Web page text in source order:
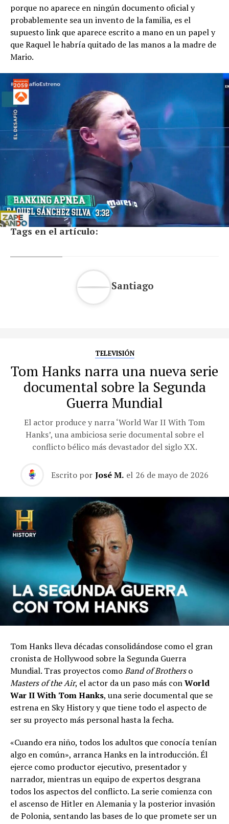
porque no aparece en ningún documento oficial y
probablemente sea un invento de la familia, es el
supuesto link que aparece escrito a mano en un papel y
que Raquel le habría quitado de las manos a la madre de
Mario.
Tags en el artículo:
Santiago
TELEVISIÓN
Tom Hanks narra una nueva serie
documental sobre la Segunda
Guerra Mundial
El actor produce y narra ‘World War II With Tom
Hanks’, una ambiciosa serie documental sobre el
conflicto bélico más devastador del siglo XX.
Escrito por José M. el 26 de mayo de 2026
Tom Hanks lleva décadas consolidándose como el gran
cronista de Hollywood sobre la Segunda Guerra
Mundial. Tras proyectos comoBand of Brotherso
Masters of the Air, el actor da un paso más conWorld
War II With Tom Hanks, una serie documental que se
estrena en Sky History y que tiene todo el aspecto de
ser su proyecto más personal hasta la fecha.
«Cuando era niño, todos los adultos que conocía tenían
algo en común», arranca Hanks en la introducción. Él
ejerce como productor ejecutivo, presentador y
narrador, mientras un equipo de expertos desgrana
todos los aspectos del conflicto. La serie comienza con
el ascenso de Hitler en Alemania y la posterior invasión
de Polonia, sentando las bases de lo que promete ser un